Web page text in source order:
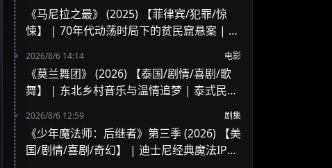
高甜校园BL
《马尼拉之最》 (2025) 【菲律宾/犯罪/惊
悚】 | 70年代动荡时局下的贫民窟悬案 | 菲
2026/8/6 14:14 电影
《莫兰舞团》 (2026) 【泰国/剧情/喜剧/歌
舞】 | 东北乡村音乐与温情追梦 | 泰式民谣
2026/8/6 12:59 剧集
《少年魔法师：后继者》第三季 (2026) 【美
国/剧情/喜剧/奇幻】 | 迪士尼经典魔法IP终